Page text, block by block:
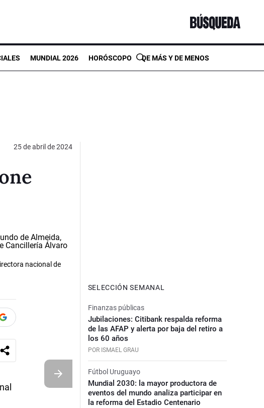
MUNDIAL 2026 HORÓSCOPO DE MÁS Y DE MENOS
25 de abril de 2024
nacional de
SELECCIÓN SEMANAL
Finanzas públicas
Jubilaciones: Citibank respalda reforma
de las AFAP y alerta por baja del retiro a
los 60 años
POR ISMAEL GRAU
Fútbol Uruguayo
Mundial 2030: la mayor productora de
eventos del mundo analiza participar en
la reforma del Estadio Centenario